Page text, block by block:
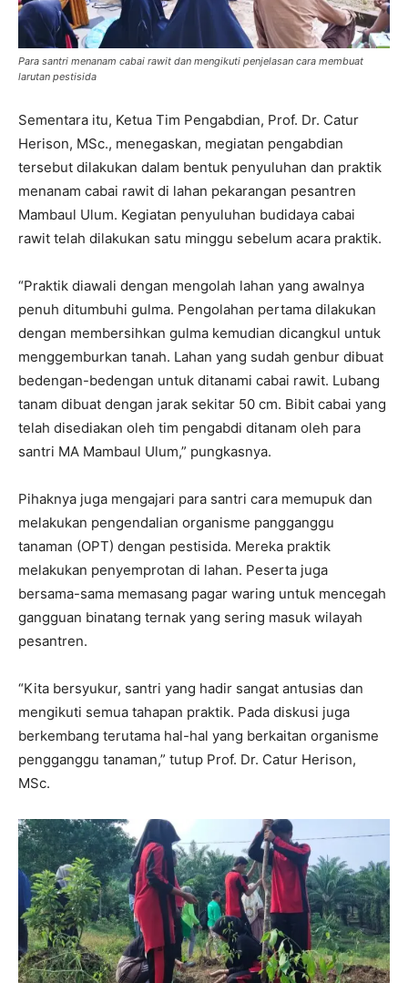
Para santri menanam cabai rawit dan mengikuti penjelasan cara membuat
larutan pestisida
Sementara itu, Ketua Tim Pengabdian, Prof. Dr. Catur
Herison, MSc., menegaskan, megiatan pengabdian
tersebut dilakukan dalam bentuk penyuluhan dan praktik
menanam cabai rawit di lahan pekarangan pesantren
Mambaul Ulum. Kegiatan penyuluhan budidaya cabai
rawit telah dilakukan satu minggu sebelum acara praktik.
“Praktik diawali dengan mengolah lahan yang awalnya
penuh ditumbuhi gulma. Pengolahan pertama dilakukan
dengan membersihkan gulma kemudian dicangkul untuk
menggemburkan tanah. Lahan yang sudah genbur dibuat
bedengan-bedengan untuk ditanami cabai rawit. Lubang
tanam dibuat dengan jarak sekitar 50 cm. Bibit cabai yang
telah disediakan oleh tim pengabdi ditanam oleh para
santri MA Mambaul Ulum,” pungkasnya.
Pihaknya juga mengajari para santri cara memupuk dan
melakukan pengendalian organisme pangganggu
tanaman (OPT) dengan pestisida. Mereka praktik
melakukan penyemprotan di lahan. Peserta juga
bersama-sama memasang pagar waring untuk mencegah
gangguan binatang ternak yang sering masuk wilayah
pesantren.
“Kita bersyukur, santri yang hadir sangat antusias dan
mengikuti semua tahapan praktik. Pada diskusi juga
berkembang terutama hal-hal yang berkaitan organisme
pengganggu tanaman,” tutup Prof. Dr. Catur Herison,
MSc.